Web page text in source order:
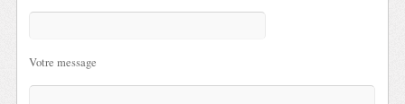
Votre message